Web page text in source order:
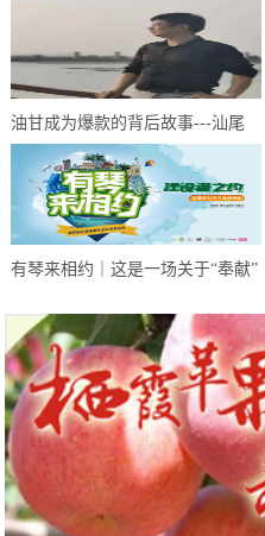
油甘成为爆款的背后故事---汕尾
南果农业带你来揭晓
有琴来相约｜这是一场关于“奉献”